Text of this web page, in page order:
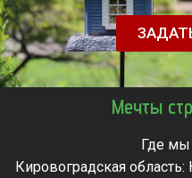
Мечты
Где мы
Кировоградская